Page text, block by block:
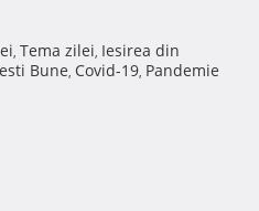
, Tema zilei, Iesirea din
Bune, Covid-19, Pandemie